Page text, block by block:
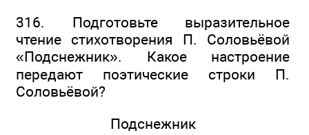
316. Подготовьте выразительное
чтение стихотворения П. Соловьёвой
«Подснежник». Какое настроение
передают поэтические строки П.
Соловьёвой?
Подснежник